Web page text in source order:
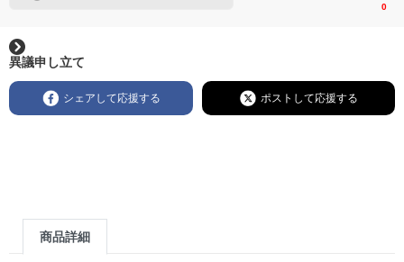
0
異議申し立て
シェアして応援する ポストして応援する
商品詳細